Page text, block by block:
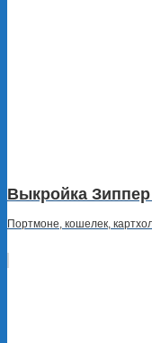
Выкройка
Портмоне, кошелек,